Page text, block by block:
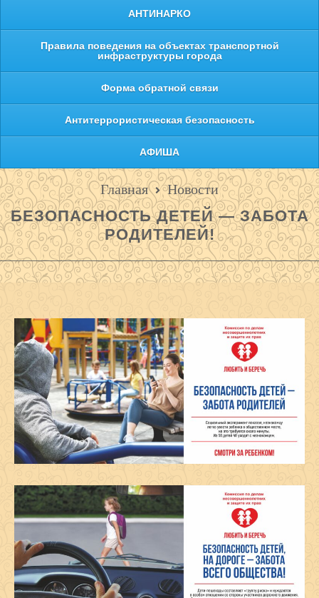
АНТИНАРКО
Правила поведения на объектах транспортной
инфраструктуры города
Форма обратной связи
Антитеррористическая безопасность
АФИША
Главная Новости
БЕЗОПАСНОСТЬ ДЕТЕЙ — ЗАБОТА
РОДИТЕЛЕЙ!